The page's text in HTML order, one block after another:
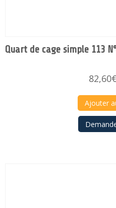
Quart de cage simple 113
82,60€
Ajouter